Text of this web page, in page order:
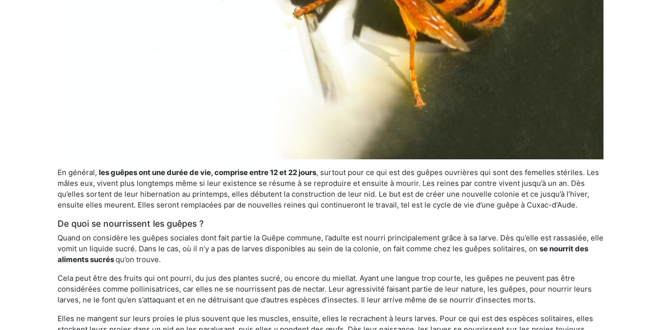
En général, les guêpes ont une durée de vie, comprise entre 12 et 22 jours, surtout pour ce qui est des guêpes ouvrières qui sont des femelles stériles. Les
mâles eux, vivent plus longtemps même si leur existence se résume à se reproduire et ensuite à mourir. Les reines par contre vivent jusqu’à un an. Dès
qu’elles sortent de leur hibernation au printemps, elles débutent la construction de leur nid. Le but est de créer une nouvelle colonie et ce jusqu’à l’hiver,
ensuite elles meurent. Elles seront remplacées par de nouvelles reines qui continueront le travail, tel est le cycle de vie d’une guêpe à Cuxac-d'Aude.
De quoi se nourrissent les guêpes ?
Quand on considère les guêpes sociales dont fait partie la Guêpe commune, l’adulte est nourri principalement grâce à sa larve. Dès qu’elle est rassasiée, elle
vomit un liquide sucré. Dans le cas, où il n’y a pas de larves disponibles au sein de la colonie, on fait comme chez les guêpes solitaires, on se nourrit des
aliments sucrésqu’on trouve.
Cela peut être des fruits qui ont pourri, du jus des plantes sucré, ou encore du miellat. Ayant une langue trop courte, les guêpes ne peuvent pas être
considérées comme pollinisatrices, car elles ne se nourrissent pas de nectar. Leur agressivité faisant partie de leur nature, les guêpes, pour nourrir leurs
larves, ne le font qu’en s’attaquant et en ne détruisant que d’autres espèces d’insectes. Il leur arrive même de se nourrir d’insectes morts.
Elles ne mangent sur leurs proies le plus souvent que les muscles, ensuite, elles le recrachent à leurs larves. Pour ce qui est des espèces solitaires, elles